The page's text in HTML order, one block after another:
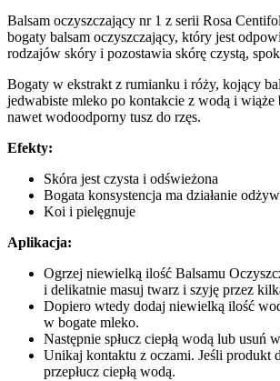
Balsam oczyszczający nr 1 z serii Rosa
bogaty balsam oczyszczający, który jest
rodzajów skóry i pozostawia skórę czystą,
Bogaty w ekstrakt z rumianku i róży, kojący
jedwabiste mleko po kontakcie z wodą i wiąże
nawet wodoodporny tusz do rzęs.
Efekty:
Skóra jest czysta i odświeżona
Bogata konsystencja ma działanie
Koi i pielęgnuje
Aplikacja:
Ogrzej niewielką ilość Balsamu
i delikatnie masuj twarz i szyję przez
Dopiero wtedy dodaj niewielką ilość
w bogate mleko.
Następnie spłucz ciepłą wodą lub usuń
Unikaj kontaktu z oczami. Jeśli produkt
przepłucz ciepłą wodą.